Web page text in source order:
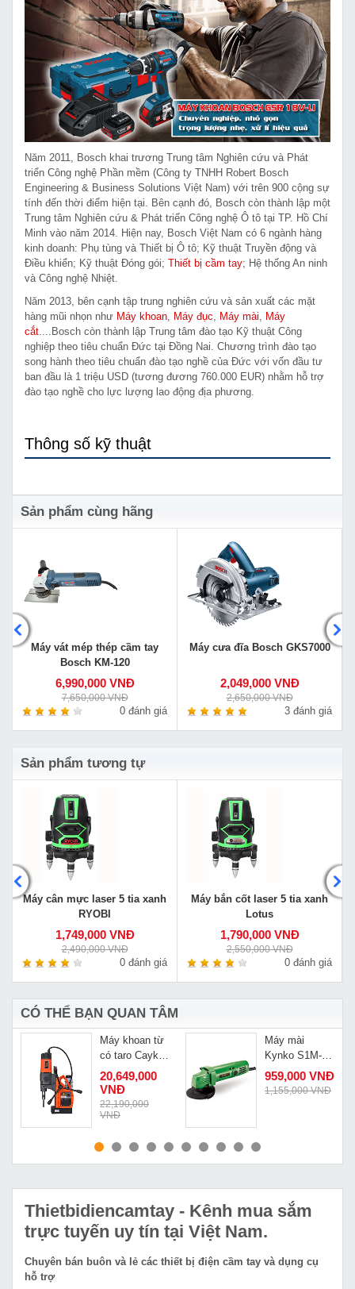
Năm 2011, Bosch khai trương Trung tâm Nghiên cứu và Phát
triển Công nghệ Phần mềm (Công ty TNHH Robert Bosch
Engineering & Business Solutions Việt Nam) với trên 900 cộng sự
tính đến thời điểm hiện tại. Bên cạnh đó, Bosch còn thành lập một
Trung tâm Nghiên cứu & Phát triển Công nghệ Ô tô tại TP. Hồ Chí
Minh vào năm 2014. Hiện nay, Bosch Việt Nam có 6 ngành hàng
kinh doanh: Phụ tùng và Thiết bị Ô tô; Kỹ thuật Truyền động và
Điều khiển; Kỹ thuật Đóng gói; Thiết bị cầm tay; Hệ thống An ninh
và Công nghệ Nhiệt.
Năm 2013, bên cạnh tập trung nghiên cứu và sản xuất các mặt
hàng mũi nhọn như Máy khoan, Máy đục, Máy mài, Máy
cắt....Bosch còn thành lập Trung tâm đào tạo Kỹ thuật Công
nghiệp theo tiêu chuẩn Đức tại Đồng Nai. Chương trình đào tạo
song hành theo tiêu chuẩn đào tạo nghề của Đức với vốn đầu tư
ban đầu là 1 triệu USD (tương đương 760.000 EUR) nhằm hỗ trợ
đào tạo nghề cho lực lượng lao động địa phương.
Thông số kỹ thuật
Sản phẩm cùng hãng
Máy vát mép thép cầm tay
Bosch KM-120
6,990,000 VNĐ
7,650,000 VNĐ
0 đánh giá
Máy cưa đĩa Bosch GKS7000
2,049,000 VNĐ
2,650,000 VNĐ
3 đánh giá
Sản phẩm tương tự
Máy cân mực laser 5 tia xanh
RYOBI
1,749,000 VNĐ
2,490,000 VNĐ
0 đánh giá
Máy bắn cốt laser 5 tia xanh
Lotus
1,790,000 VNĐ
2,550,000 VNĐ
0 đánh giá
CÓ THỂ BẠN QUAN TÂM
MUA NGAY
Máy khoan từ
có taro Cayken
KCY-65/2WD
20,649,000
VNĐ
22,190,000
VNĐ
MUA NGAY
Máy mài
Kynko S1M-
KD01-100B
959,000 VNĐ
1,155,000 VNĐ
Thietbidiencamtay - Kênh mua sắm
trực tuyến uy tín tại Việt Nam.
Chuyên bán buôn và lẻ các thiết bị điện cầm tay và dụng cụ
hỗ trợ